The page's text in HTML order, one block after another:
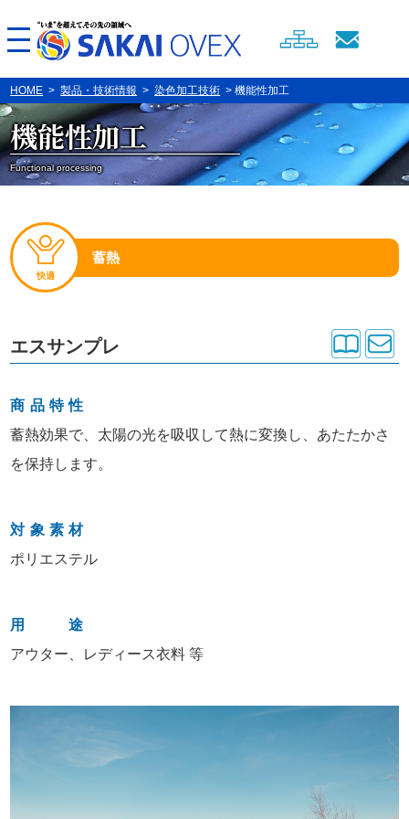
HOME >製品・技術情報 >染色加工技術 > 機能性加工
機能性加工
Functional processing
快適
蓄熱
エスサンプレ
商品特性
蓄熱効果で、太陽の光を吸収して熱に変換し、あたたかさ
を保持します。
対象素材
ポリエステル
用途
アウター、レディース衣料 等